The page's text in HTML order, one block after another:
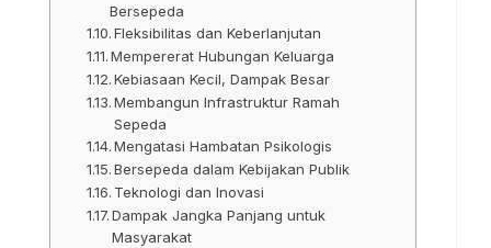
Bersepeda
Fleksibilitas dan Keberlanjutan
Mempererat Hubungan Keluarga
Kebiasaan Kecil, Dampak Besar
Membangun Infrastruktur Ramah
Sepeda
Mengatasi Hambatan Psikologis
Bersepeda dalam Kebijakan Publik
Teknologi dan Inovasi
Dampak Jangka Panjang untuk
Masyarakat